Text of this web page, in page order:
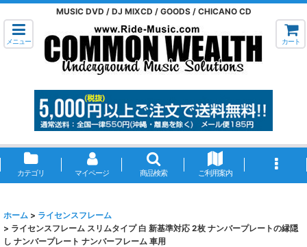
MUSIC DVD / DJ MIXCD / GOODS / CHICANO CD
メニュー カート
カテゴリ マイページ 商品検索 ご利用案内
ホーム > ライセンスフレーム
> ライセンスフレーム スリムタイプ 白 新基準対応 2枚 ナンバープレートの縁隠
し ナンバープレート ナンバーフレーム 車用